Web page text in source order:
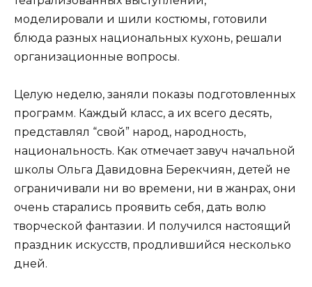
моделировали и шили костюмы, готовили
блюда разных национальных кухонь, решали
организационные вопросы.
Целую неделю, заняли показы подготовленных
программ. Каждый класс, а их всего десять,
представлял “свой” народ, народность,
национальность. Как отмечает завуч начальной
школы Ольга Давидовна Берекчиян, детей не
ограничивали ни во времени, ни в жанрах, они
очень старались проявить себя, дать волю
творческой фантазии. И получился настоящий
праздник искусств, продлившийся несколько
дней.